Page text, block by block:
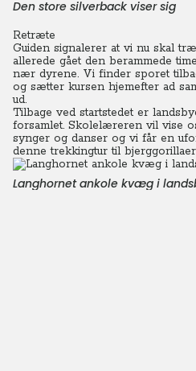
Den store silverback viser sig
Retræte
Guiden signalerer at vi nu skal
allerede gået den berammede
nær dyrene. Vi finder sporet
og sætter kursen hjemefter ad
ud.
Tilbage ved startstedet er
forsamlet. Skolelæreren vil vise
synger og danser og vi får en
denne trekkingtur til
Langhornet ankole kvæg i